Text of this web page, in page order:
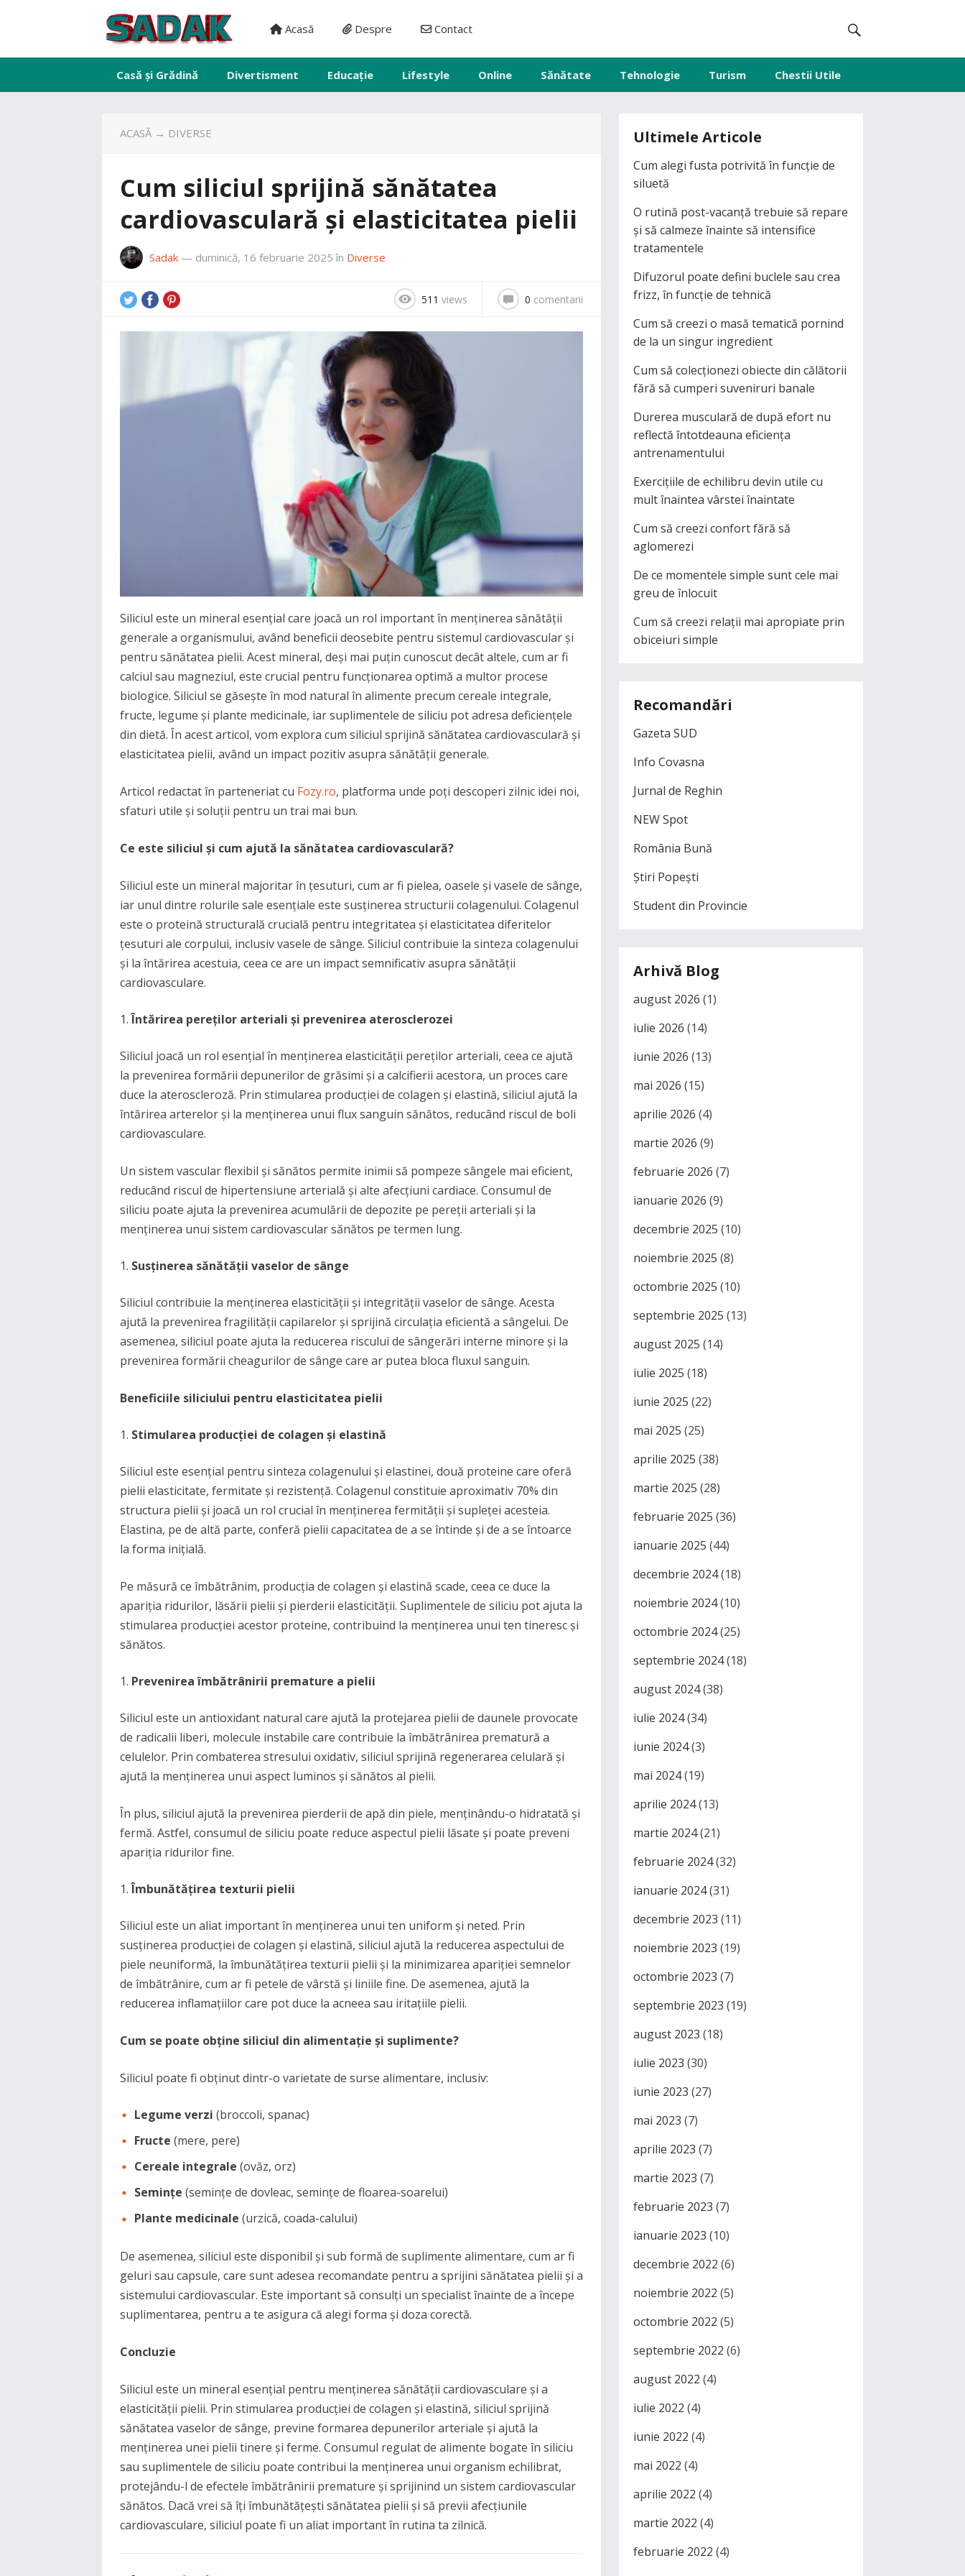
Acasă Despre Contact
Casă și Grădină Divertisment Educație Lifestyle Online Sănătate Tehnologie Turism Chestii Utile
ACASĂ→ DIVERSE
Cum siliciul sprijină sănătatea
cardiovasculară și elasticitatea pielii
Sadak — duminică, 16 februarie 2025 în Diverse
511 views 0 comentarii
Siliciul este un mineral esențial care joacă un rol important în menținerea sănătății
generale a organismului, având beneficii deosebite pentru sistemul cardiovascular și
pentru sănătatea pielii. Acest mineral, deși mai puțin cunoscut decât altele, cum ar fi
calciul sau magneziul, este crucial pentru funcționarea optimă a multor procese
biologice. Siliciul se găsește în mod natural în alimente precum cereale integrale,
fructe, legume și plante medicinale, iar suplimentele de siliciu pot adresa deficiențele
din dietă. În acest articol, vom explora cum siliciul sprijină sănătatea cardiovasculară și
elasticitatea pielii, având un impact pozitiv asupra sănătății generale.
Articol redactat în parteneriat cu Fozy.ro, platforma unde poți descoperi zilnic idei noi,
sfaturi utile și soluții pentru un trai mai bun.
Ce este siliciul și cum ajută la sănătatea cardiovasculară?
Siliciul este un mineral majoritar în țesuturi, cum ar fi pielea, oasele și vasele de sânge,
iar unul dintre rolurile sale esențiale este susținerea structurii colagenului. Colagenul
este o proteină structurală crucială pentru integritatea și elasticitatea diferitelor
țesuturi ale corpului, inclusiv vasele de sânge. Siliciul contribuie la sinteza colagenului
și la întărirea acestuia, ceea ce are un impact semnificativ asupra sănătății
cardiovasculare.
Întărirea pereților arteriali și prevenirea aterosclerozei
Siliciul joacă un rol esențial în menținerea elasticității pereților arteriali, ceea ce ajută
la prevenirea formării depunerilor de grăsimi și a calcifierii acestora, un proces care
duce la ateroscleroză. Prin stimularea producției de colagen și elastină, siliciul ajută la
întărirea arterelor și la menținerea unui flux sanguin sănătos, reducând riscul de boli
cardiovasculare.
Un sistem vascular flexibil și sănătos permite inimii să pompeze sângele mai eficient,
reducând riscul de hipertensiune arterială și alte afecțiuni cardiace. Consumul de
siliciu poate ajuta la prevenirea acumulării de depozite pe pereții arteriali și la
menținerea unui sistem cardiovascular sănătos pe termen lung.
Susținerea sănătății vaselor de sânge
Siliciul contribuie la menținerea elasticității și integrității vaselor de sânge. Acesta
ajută la prevenirea fragilității capilarelor și sprijină circulația eficientă a sângelui. De
asemenea, siliciul poate ajuta la reducerea riscului de sângerări interne minore și la
prevenirea formării cheagurilor de sânge care ar putea bloca fluxul sanguin.
Beneficiile siliciului pentru elasticitatea pielii
Stimularea producției de colagen și elastină
Siliciul este esențial pentru sinteza colagenului și elastinei, două proteine care oferă
pielii elasticitate, fermitate și rezistență. Colagenul constituie aproximativ 70% din
structura pielii și joacă un rol crucial în menținerea fermității și supleței acesteia.
Elastina, pe de altă parte, conferă pielii capacitatea de a se întinde și de a se întoarce
la forma inițială.
Pe măsură ce îmbătrânim, producția de colagen și elastină scade, ceea ce duce la
apariția ridurilor, lăsării pielii și pierderii elasticității. Suplimentele de siliciu pot ajuta la
stimularea producției acestor proteine, contribuind la menținerea unui ten tineresc și
sănătos.
Prevenirea îmbătrânirii premature a pielii
Siliciul este un antioxidant natural care ajută la protejarea pielii de daunele provocate
de radicalii liberi, molecule instabile care contribuie la îmbătrânirea prematură a
celulelor. Prin combaterea stresului oxidativ, siliciul sprijină regenerarea celulară și
ajută la menținerea unui aspect luminos și sănătos al pielii.
În plus, siliciul ajută la prevenirea pierderii de apă din piele, menținându-o hidratată și
fermă. Astfel, consumul de siliciu poate reduce aspectul pielii lăsate și poate preveni
apariția ridurilor fine.
Îmbunătățirea texturii pielii
Siliciul este un aliat important în menținerea unui ten uniform și neted. Prin
susținerea producției de colagen și elastină, siliciul ajută la reducerea aspectului de
piele neuniformă, la îmbunătățirea texturii pielii și la minimizarea apariției semnelor
de îmbătrânire, cum ar fi petele de vârstă și liniile fine. De asemenea, ajută la
reducerea inflamațiilor care pot duce la acneea sau iritațiile pielii.
Cum se poate obține siliciul din alimentație și suplimente?
Siliciul poate fi obținut dintr-o varietate de surse alimentare, inclusiv:
Legume verzi (broccoli, spanac)
Fructe (mere, pere)
Cereale integrale (ovăz, orz)
Semințe (semințe de dovleac, semințe de floarea-soarelui)
Plante medicinale (urzică, coada-calului)
De asemenea, siliciul este disponibil și sub formă de suplimente alimentare, cum ar fi
geluri sau capsule, care sunt adesea recomandate pentru a sprijini sănătatea pielii și a
sistemului cardiovascular. Este important să consulți un specialist înainte de a începe
suplimentarea, pentru a te asigura că alegi forma și doza corectă.
Concluzie
Siliciul este un mineral esențial pentru menținerea sănătății cardiovasculare și a
elasticității pielii. Prin stimularea producției de colagen și elastină, siliciul sprijină
sănătatea vaselor de sânge, previne formarea depunerilor arteriale și ajută la
menținerea unei pielii tinere și ferme. Consumul regulat de alimente bogate în siliciu
sau suplimentele de siliciu poate contribui la menținerea unui organism echilibrat,
protejându-l de efectele îmbătrânirii premature și sprijinind un sistem cardiovascular
sănătos. Dacă vrei să îți îmbunătățești sănătatea pielii și să previi afecțiunile
cardiovasculare, siliciul poate fi un aliat important în rutina ta zilnică.
Ultimele Articole
Cum alegi fusta potrivită în funcție de
siluetă
O rutină post-vacanță trebuie să repare
și să calmeze înainte să intensifice
tratamentele
Difuzorul poate defini buclele sau crea
frizz, în funcție de tehnică
Cum să creezi o masă tematică pornind
de la un singur ingredient
Cum să colecționezi obiecte din călătorii
fără să cumperi suveniruri banale
Durerea musculară de după efort nu
reflectă întotdeauna eficiența
antrenamentului
Exercițiile de echilibru devin utile cu
mult înaintea vârstei înaintate
Cum să creezi confort fără să
aglomerezi
De ce momentele simple sunt cele mai
greu de înlocuit
Cum să creezi relații mai apropiate prin
obiceiuri simple
Recomandări
Gazeta SUD
Info Covasna
Jurnal de Reghin
NEW Spot
România Bună
Știri Popești
Student din Provincie
Arhivă Blog
august 2026 (1)
iulie 2026 (14)
iunie 2026 (13)
mai 2026 (15)
aprilie 2026 (4)
martie 2026 (9)
februarie 2026 (7)
ianuarie 2026 (9)
decembrie 2025 (10)
noiembrie 2025 (8)
octombrie 2025 (10)
septembrie 2025 (13)
august 2025 (14)
iulie 2025 (18)
iunie 2025 (22)
mai 2025 (25)
aprilie 2025 (38)
martie 2025 (28)
februarie 2025 (36)
ianuarie 2025 (44)
decembrie 2024(18)
noiembrie 2024(10)
octombrie 2024(25)
septembrie 2024(18)
august 2024(38)
iulie 2024(34)
iunie 2024(3)
mai 2024(19)
aprilie 2024(13)
martie 2024(21)
februarie 2024(32)
ianuarie 2024(31)
decembrie 2023 (11)
noiembrie 2023 (19)
octombrie 2023 (7)
septembrie 2023 (19)
august 2023 (18)
iulie 2023 (30)
iunie 2023 (27)
mai 2023 (7)
aprilie 2023 (7)
martie 2023 (7)
februarie 2023 (7)
ianuarie 2023 (10)
decembrie 2022 (6)
noiembrie 2022 (5)
octombrie 2022 (5)
septembrie 2022 (6)
august 2022 (4)
iulie 2022 (4)
iunie 2022 (4)
mai 2022 (4)
aprilie 2022 (4)
martie 2022 (4)
februarie 2022 (4)